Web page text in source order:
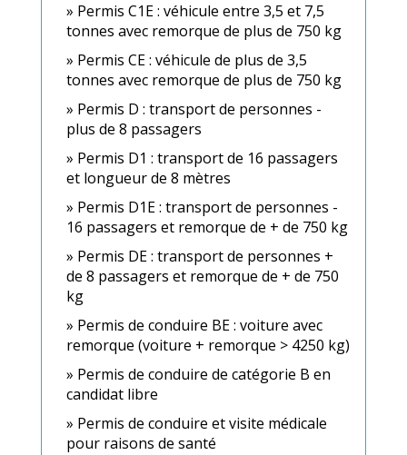
Permis C1E : véhicule entre 3,5 et 7,5
tonnes avec remorque de plus de 750 kg
Permis CE : véhicule de plus de 3,5
tonnes avec remorque de plus de 750 kg
Permis D : transport de personnes -
plus de 8 passagers
Permis D1 : transport de 16 passagers
et longueur de 8 mètres
Permis D1E : transport de personnes -
16 passagers et remorque de + de 750 kg
Permis DE : transport de personnes +
de 8 passagers et remorque de + de 750
kg
Permis de conduire BE : voiture avec
remorque (voiture + remorque > 4250 kg)
Permis de conduire de catégorie B en
candidat libre
Permis de conduire et visite médicale
pour raisons de santé